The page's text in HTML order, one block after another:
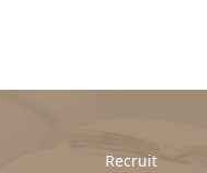
Recruit